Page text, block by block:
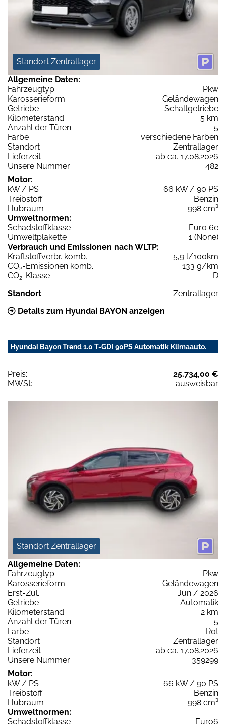
Standort Zentrallager
Allgemeine Daten:
Fahrzeugtyp
Pkw
Karosserieform
Geländewagen
Getriebe
Schaltgetriebe
Kilometerstand
5 km
Anzahl der Türen
5
Farbe
verschiedene Farben
Standort
Zentrallager
Lieferzeit
ab ca. 17.08.2026
Unsere Nummer
482
Motor:
kW / PS
66 kW / 90 PS
Treibstoff
Benzin
Hubraum
998 cm³
Umweltnormen:
Schadstoffklasse
Euro 6e
Umweltplakette
1 (None)
Verbrauch und Emissionen nach WLTP:
Kraftstoffverbr. komb.
5,9 l/100km
CO2-Emissionen komb.
133 g/km
CO2-Klasse
D
Standort
Zentrallager
Details zum Hyundai BAYON anzeigen
Hyundai Bayon Trend 1.0 T-GDI 90PS Automatik Klimaauto.
Preis:
25.734,00 €
MWSt:
ausweisbar
Standort Zentrallager
Allgemeine Daten:
Fahrzeugtyp
Pkw
Karosserieform
Geländewagen
Erst-Zul.
Jun / 2026
Getriebe
Automatik
Kilometerstand
2 km
Anzahl der Türen
5
Farbe
Rot
Standort
Zentrallager
Lieferzeit
ab ca. 17.08.2026
Unsere Nummer
359299
Motor:
kW / PS
66 kW / 90 PS
Treibstoff
Benzin
Hubraum
998 cm³
Umweltnormen:
Schadstoffklasse
Euro6